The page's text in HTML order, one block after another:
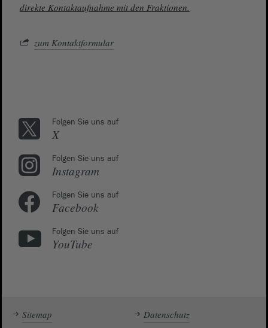
direkte Kontaktaufnahme mit den Fraktionen.
zum Kontaktformular
Folgen Sie uns auf
X
Folgen Sie uns auf
Instagram
Folgen Sie uns auf
Facebook
Folgen Sie uns auf
YouTube
Sitemap Datenschutz